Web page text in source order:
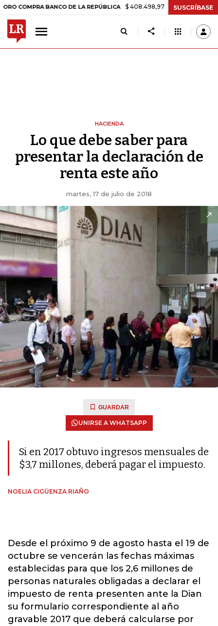
BANCO DE LA REPÚBLICA $ 408.498,97 +$ 8.753,81 +2,19%
SUSCRÍBASE
HACIENDA
Lo que debe saber para
presentar la declaración de
renta este año
martes, 17 de julio de 2018
GUARDAR
UNIRSE A WHATSAPP
Si en 2017 obtuvo ingresos mensuales de
$3,7 millones, deberá pagar el impuesto.
NOELIA CIGÜENZA RIAÑO
Desde el próximo 9 de agosto hasta el 19 de
octubre se vencerán las fechas máximas
establecidas para que los 2,6 millones de
personas naturales obligadas a declarar el
impuesto de renta presenten ante la Dian
su formulario correspondiente al año
gravable 2017 que deberá calcularse por